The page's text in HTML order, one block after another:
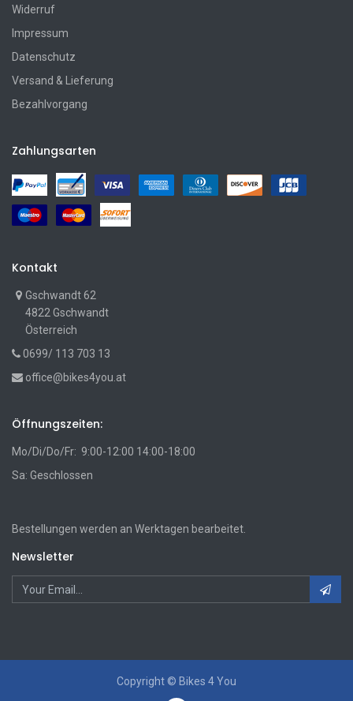
Widerruf
Impressum
Datenschutz
Versand & Lieferung
Bezahlvorgang
Zahlungsarten
Kontakt
Gschwandt 62
4822 Gschwandt
Österreich
0699/ 113 703 13
office@bikes4you.at
Öffnungszeiten:
Mo/Di/Do/Fr: 9:00-12:00 14:00-18:00
Sa: Geschlossen
Bestellungen werden an Werktagen bearbeitet.
Newsletter
Copyright © Bikes 4 You